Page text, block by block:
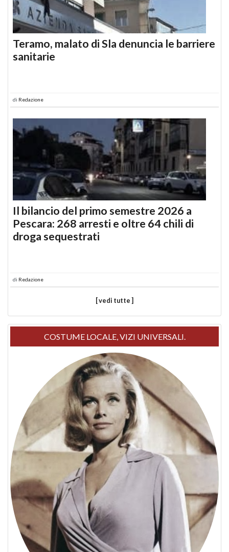
Teramo, malato di Sla denuncia le barriere
sanitarie
di Redazione
Il bilancio del primo semestre 2026 a
Pescara: 268 arresti e oltre 64 chili di
droga sequestrati
di Redazione
[ vedi tutte ]
COSTUME LOCALE, VIZI UNIVERSALI.